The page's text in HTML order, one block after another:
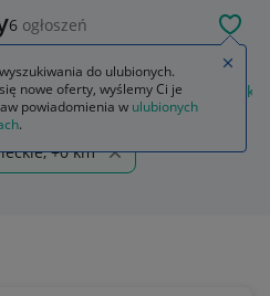
6 ogłoszeń
drukarka i skaner 3d
+0 km
do ulubionych.
nowe oferty, wyślemy Ci je
powiadomienia w ulubionych
.